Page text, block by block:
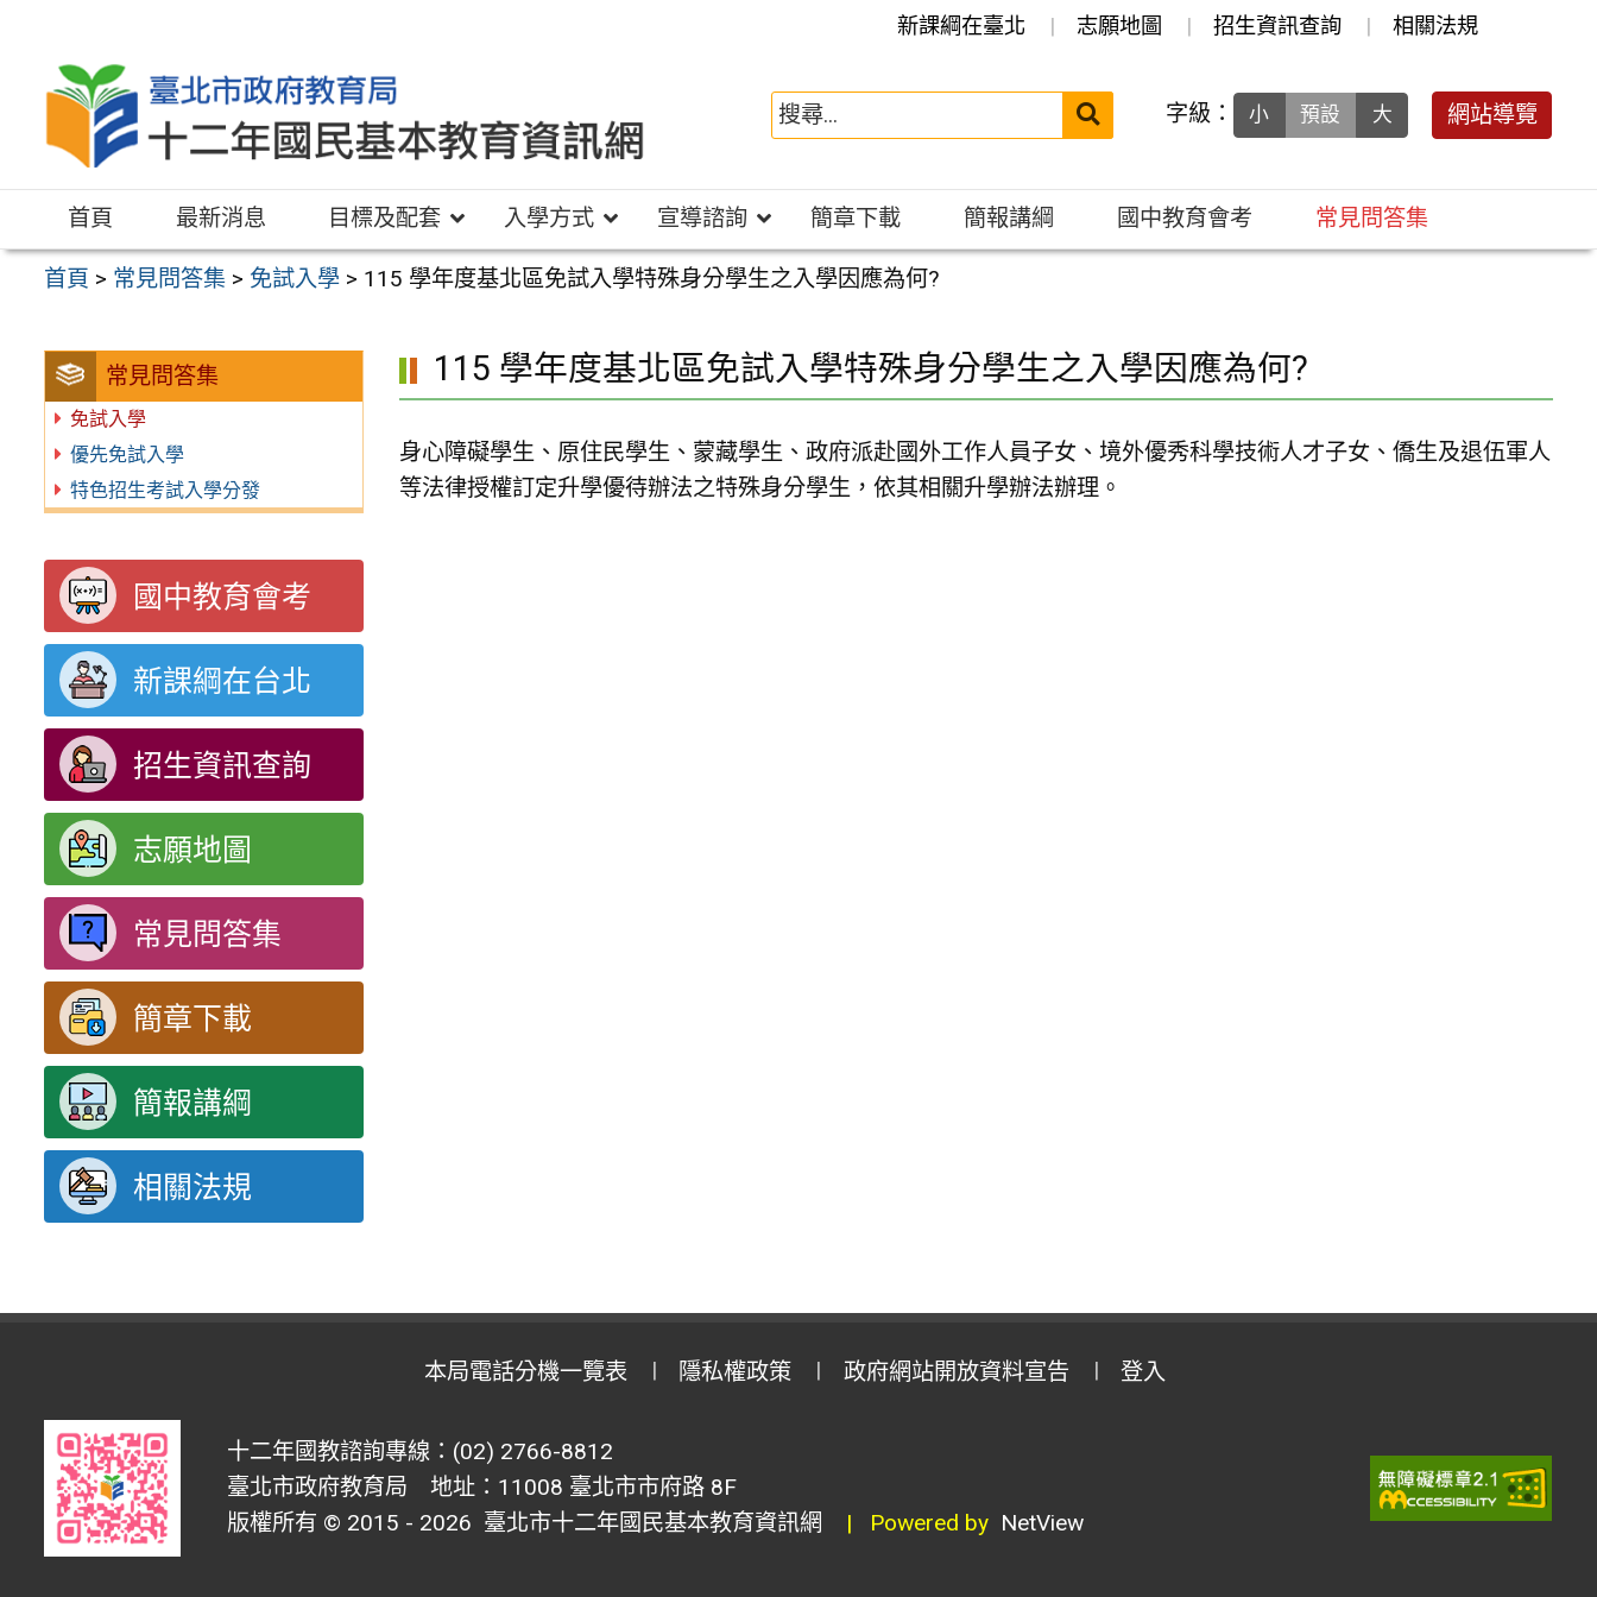
容
新課綱在臺北 志願地圖 招生資訊查詢 相關法規
送出 字級： 小 預設 大 網站導覽
首頁 最新消息 目標及配套 入學方式 宣導諮詢 簡章下載 簡報講綱 國中教育會考 常見問答集
首頁 > 常見問答集 > 免試入學 > 115 學年度基北區免試入學特殊身分學生之入學因應為何?
常見問答集
免試入學
優先免試入學
特色招生考試入學分發
國中教育會考
新課綱在台北
招生資訊查詢
志願地圖
常見問答集
簡章下載
簡報講綱
相關法規
115 學年度基北區免試入學特殊身分學生之入學因應為何?
身心障礙學生、原住民學生、蒙藏學生、政府派赴國外工作人員子女、境外優秀科學技術人才子女、僑生及退伍軍人
等法律授權訂定升學優待辦法之特殊身分學生，依其相關升學辦法辦理。
本局電話分機一覽表 隱私權政策 政府網站開放資料宣告 登入
十二年國教諮詢專線：(02) 2766-8812
臺北市政府教育局 地址：11008 臺北市市府路 8F
版權所有 © 2015 - 2026 臺北市十二年國民基本教育資訊網 | Powered by NetView